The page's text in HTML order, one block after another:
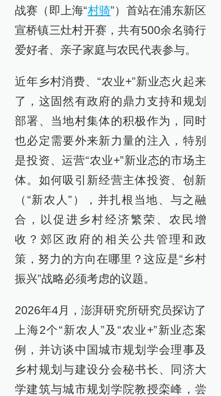
战赛（即上海“村骑”）首站在浦东新区
宣桥镇三灶村开赛，共有500余名骑行
爱好者、亲子家庭与农民代表参与。
近年乡村消费、“农业+”新业态火起来
了，这固然有政府的鼎力支持和规划
部署、当地村集体的积极作为，同时
也必定需要外来新力量的注入，特别
是投资、运营“农业+”新业态的市场主
体。如何吸引新经营主体投资、创新
（“新农人”），并扎根当地、与之融
合，以促进乡村经济繁荣、农民增
收？郊区政府的相关公共管理和政
策，努力的方向在哪里？这应是“乡村
振兴”战略必须考虑的议题。
2026年4月，澎湃研究所研究员探访了
上海2个“新农人”及“农业+”新业态案
例，并访谈中国城市规划学会理事及
乡村规划与建设分会秘书长、同济大
学建筑与城市规划学院教授栾峰，尝